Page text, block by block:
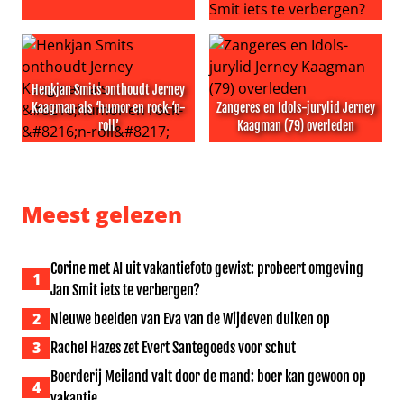
Nieuwe beelden van Eva van de Wijdeven duiken op
Corine met AI uit
Henkjan Smits onthoudt Jerney
Kaagman als ‘humor en rock-‘n-
roll’
Zangeres en Idols-jurylid Jerney
Kaagman (79) overleden
Meest gelezen
1
Corine met AI uit vakantiefoto gewist: probeert omgeving
Jan Smit iets te verbergen?
2 Nieuwe beelden van Eva van de Wijdeven duiken op
3 Rachel Hazes zet Evert Santegoeds voor schut
4
Boerderij Meiland valt door de mand: boer kan gewoon op